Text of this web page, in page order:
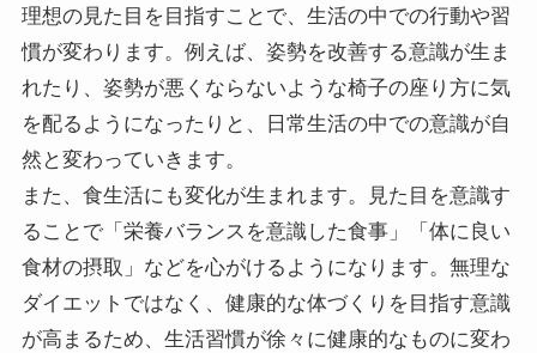
理想の見た目を目指すことで、生活の中での行動や習
慣が変わります。例えば、姿勢を改善する意識が生ま
れたり、姿勢が悪くならないような椅子の座り方に気
を配るようになったりと、日常生活の中での意識が自
然と変わっていきます。
また、食生活にも変化が生まれます。見た目を意識す
ることで「栄養バランスを意識した食事」「体に良い
食材の摂取」などを心がけるようになります。無理な
ダイエットではなく、健康的な体づくりを目指す意識
が高まるため、生活習慣が徐々に健康的なものに変わ